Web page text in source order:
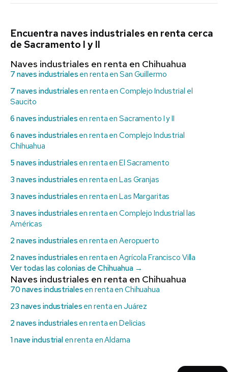
Encuentra naves industriales en renta cerca
de Sacramento I y II
Naves industriales en renta en Chihuahua
7 naves industriales en renta en San Guillermo
7 naves industriales en renta en Complejo Industrial el
Saucito
6 naves industriales en renta en Sacramento I y II
6 naves industriales en renta en Complejo Industrial
Chihuahua
5 naves industriales en renta en El Sacramento
3 naves industriales en renta en Las Granjas
3 naves industriales en renta en Las Margaritas
3 naves industriales en renta en Complejo Industrial las
Américas
2 naves industriales en renta en Aeropuerto
2 naves industriales en renta en Agrícola Francisco Villa
Ver todas las colonias de Chihuahua →
Naves industriales en renta en Chihuahua
70 naves industriales en renta en Chihuahua
23 naves industriales en renta en Juárez
2 naves industriales en renta en Delicias
1 nave industrialen renta en Aldama